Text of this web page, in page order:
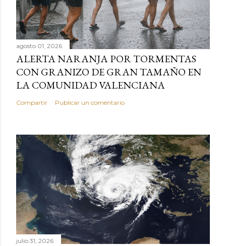
agosto 01, 2026
ALERTA NARANJA POR TORMENTAS
CON GRANIZO DE GRAN TAMAÑO EN
LA COMUNIDAD VALENCIANA
Compartir Publicar un comentario
julio 31, 2026